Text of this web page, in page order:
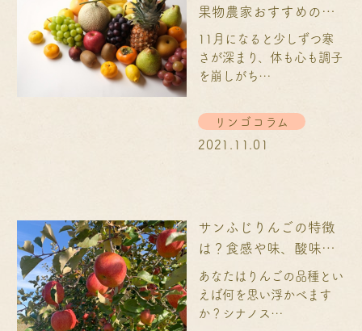
果物農家おすすめの美
味しい食べ方も紹介！
11月になると少しずつ寒
さが深まり、体も心も調子
を崩しがち…
リンゴコラム
2021.11.01
サンふじりんごの特徴
は？食感や味、酸味に
ついて解説！
あなたはりんごの品種とい
えば何を思い浮かべます
か？シナノス…